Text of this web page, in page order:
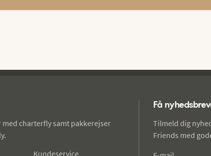
charterfly samt pakkerejser
Kundeservice
Få
Tilmeld dig
Friends med